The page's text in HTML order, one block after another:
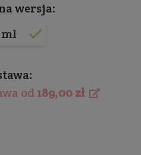
wersja:
ml
od189,00 zł